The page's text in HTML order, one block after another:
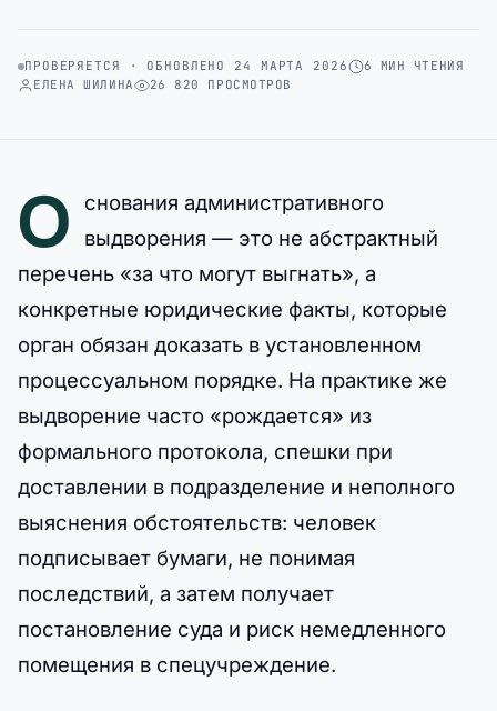
ПРОВЕРЯЕТСЯ · ОБНОВЛЕНО 24 МАРТА 2026
6 МИН ЧТЕНИЯ
ЕЛЕНА ШИЛИНА
26 820 ПРОСМОТРОВ
О
снования административного
выдворения — это не абстрактный
перечень «за что могут выгнать», а
конкретные юридические факты, которые
орган обязан доказать в установленном
процессуальном порядке. На практике же
выдворение часто «рождается» из
формального протокола, спешки при
доставлении в подразделение и неполного
выяснения обстоятельств: человек
подписывает бумаги, не понимая
последствий, а затем получает
постановление суда и риск немедленного
помещения в спецучреждение.